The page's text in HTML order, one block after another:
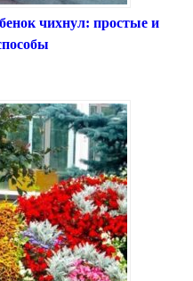
чихнул: простые и